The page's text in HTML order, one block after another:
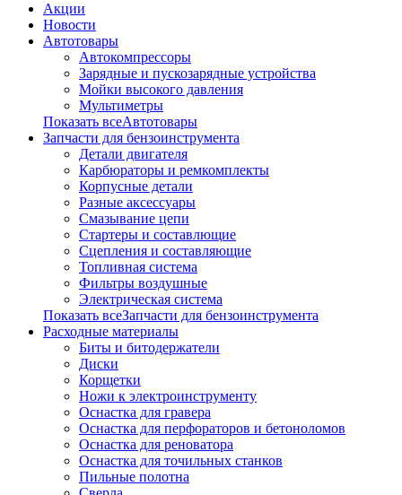
Акции
Новости
Автотовары
Автокомпрессоры
Зарядные и пускозарядные устройства
Мойки высокого давления
Мультиметры
Показать всеАвтотовары
Запчасти для бензоинструмента
Детали двигателя
Карбюраторы и ремкомплекты
Корпусные детали
Разные аксессуары
Смазывание цепи
Стартеры и составлющие
Сцепления и составляющие
Топливная система
Фильтры воздушные
Электрическая система
Показать всеЗапчасти для бензоинструмента
Расходные материалы
Биты и битодержатели
Диски
Корщетки
Ножи к электроинструменту
Оснастка для гравера
Оснастка для перфораторов и бетоноломов
Оснастка для реноватора
Оснастка для точильных станков
Пильные полотна